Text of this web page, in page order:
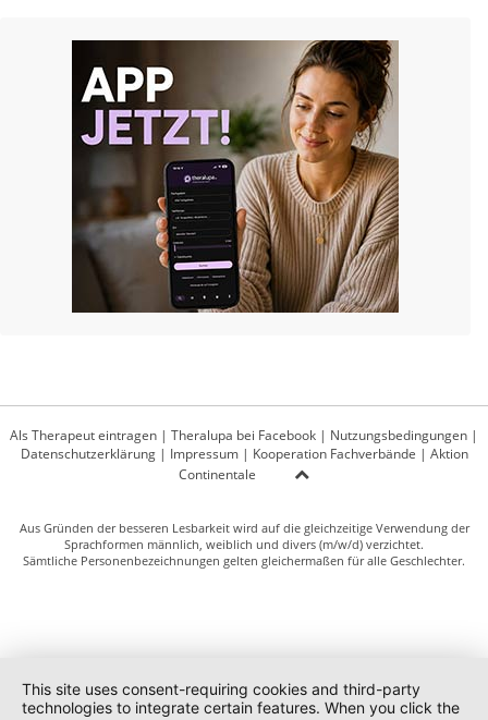
Als Therapeut eintragen | Theralupa bei Facebook | Nutzungsbedingungen |
Datenschutzerklärung| Impressum| Kooperation Fachverbände | Aktion
Continentale
Aus Gründen der besseren Lesbarkeit wird auf die gleichzeitige Verwendung der
Sprachformen männlich, weiblich und divers (m/w/d) verzichtet.
Sämtliche Personenbezeichnungen gelten gleichermaßen für alle Geschlechter.
This site uses consent-requiring cookies and third-party
technologies to integrate certain features. When you click the